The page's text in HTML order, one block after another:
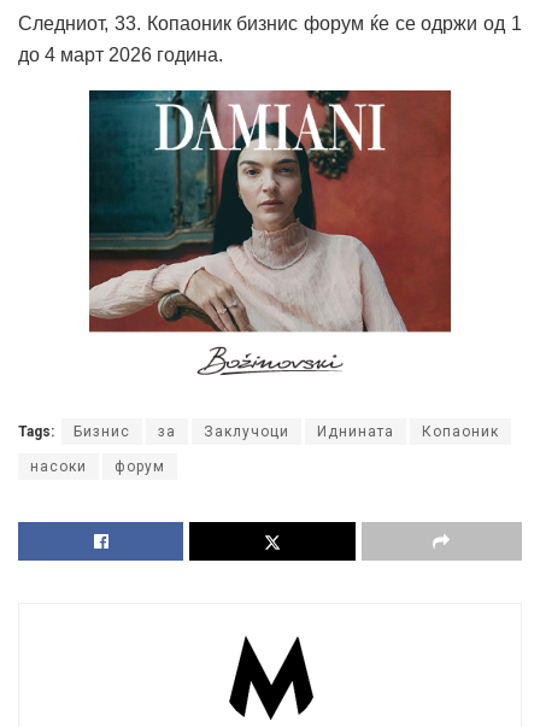
Следниот, 33. Копаоник бизнис форум ќе се одржи од 1
до 4 март 2026 година.
Tags: Бизнис за Заклучоци Иднината Копаоник
насоки форум